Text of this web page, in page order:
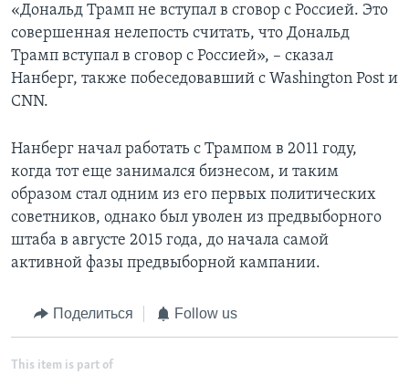
«Дональд Трамп не вступал в сговор с Россией. Это
совершенная нелепость считать, что Дональд
Трамп вступал в сговор с Россией», – сказал
Нанберг, также побеседовавший с Washington Post и
CNN.
Нанберг начал работать с Трампом в 2011 году,
когда тот еще занимался бизнесом, и таким
образом стал одним из его первых политических
советников, однако был уволен из предвыборного
штаба в августе 2015 года, до начала самой
активной фазы предвыборной кампании.
Поделиться Follow us
This item is part of